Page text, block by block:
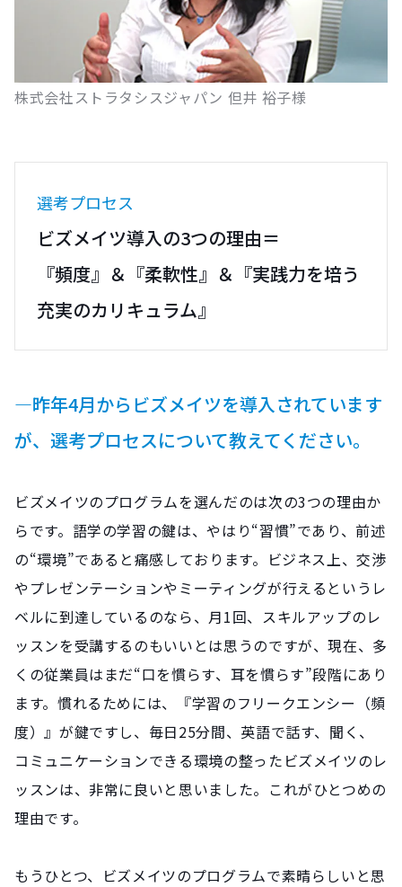
株式会社ストラタシスジャパン 但井 裕子様
選考プロセス
ビズメイツ導入の3つの理由＝
『頻度』＆『柔軟性』＆『実践力を培う
充実のカリキュラム』
―昨年4月からビズメイツを導入されています
が、選考プロセスについて教えてください。
ビズメイツのプログラムを選んだのは次の3つの理由か
らです。語学の学習の鍵は、やはり“習慣”であり、前述
の“環境”であると痛感しております。ビジネス上、交渉
やプレゼンテーションやミーティングが行えるというレ
ベルに到達しているのなら、月1回、スキルアップのレ
ッスンを受講するのもいいとは思うのですが、現在、多
くの従業員はまだ“口を慣らす、耳を慣らす”段階にあり
ます。慣れるためには、『学習のフリークエンシー（頻
度）』が鍵ですし、毎日25分間、英語で話す、聞く、
コミュニケーションできる環境の整ったビズメイツのレ
ッスンは、非常に良いと思いました。これがひとつめの
理由です。
もうひとつ、ビズメイツのプログラムで素晴らしいと思